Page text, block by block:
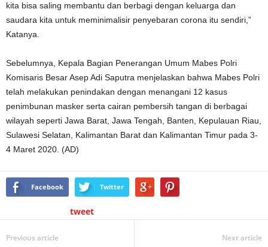
kita bisa saling membantu dan berbagi dengan keluarga dan
saudara kita untuk meminimalisir penyebaran corona itu sendiri,”
Katanya.
Sebelumnya, Kepala Bagian Penerangan Umum Mabes Polri
Komisaris Besar Asep Adi Saputra menjelaskan bahwa Mabes Polri
telah melakukan penindakan dengan menangani 12 kasus
penimbunan masker serta cairan pembersih tangan di berbagai
wilayah seperti Jawa Barat, Jawa Tengah, Banten, Kepulauan Riau,
Sulawesi Selatan, Kalimantan Barat dan Kalimantan Timur pada 3-
4 Maret 2020. (AD)
Facebook Twitter
tweet
Previous article Next article